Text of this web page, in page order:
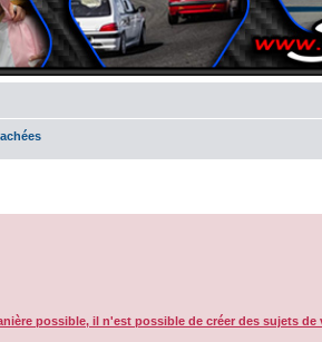
possible, il n'est possible de créer des sujets